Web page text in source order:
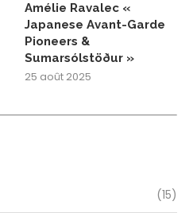
Amélie Ravalec «
Japanese Avant-Garde
Pioneers &
Sumarsólstöður »
25 août 2025
(15)